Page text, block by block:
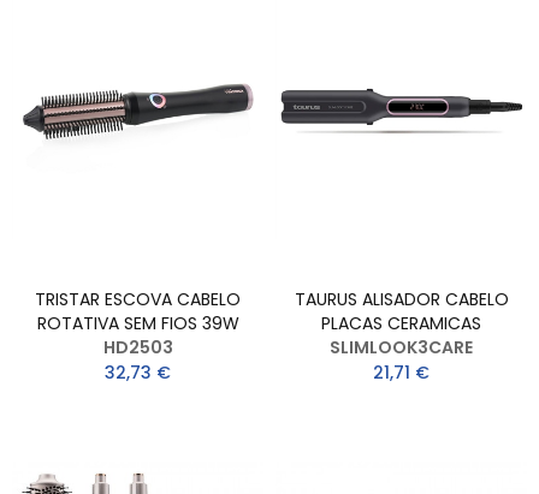
TRISTAR ESCOVA CABELO
ROTATIVA SEM FIOS 39W
HD2503
32,73 €
TAURUS ALISADOR CABELO
PLACAS CERAMICAS
SLIMLOOK3CARE
21,71 €